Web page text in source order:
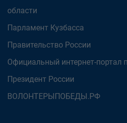
области
Парламент Кузбасса
Правительство России
Официальный интернет-портал
Президент России
ВОЛОНТЕРЫПОБЕДЫ.РФ